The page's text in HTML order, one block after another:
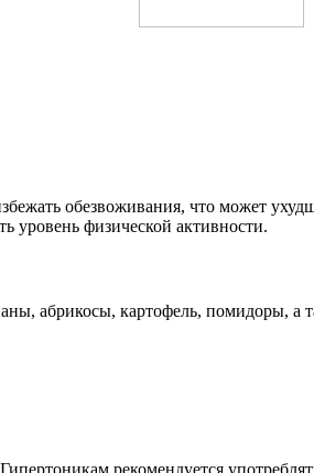
обезвоживания, что может
уровень физической активности.
абрикосы, картофель, помидоры, а
рекомендуется